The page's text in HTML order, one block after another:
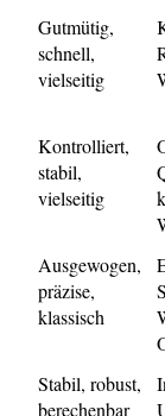
Gutmütig,
schnell,
vielseitig
Kontrolliert,
stabil,
vielseitig
Ausgewogen,
präzise,
klassisch
Stabil, robust,
berechenbar